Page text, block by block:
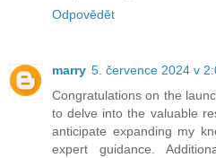
Odpovědět
marry 5. července 2024 v
Congratulations on the
to delve into the valuable
anticipate expanding my
expert guidance.